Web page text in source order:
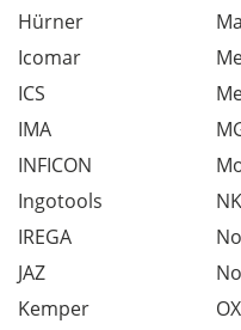
Hürner
Icomar
ICS
IMA
INFICON
Ingotools
IREGA
JAZ
Kemper